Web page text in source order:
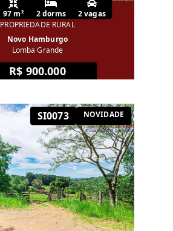
97 m² 2 dorms
2 vagas
PROPRIEDADE RURAL
Novo Hamburgo
Lomba Grande
R$ 900.000
SI0073 NOVIDADE